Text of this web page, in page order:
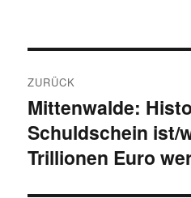
ZURÜCK
Vorheriger
Beitrag:
Mittenwalde:
Schuldschein ist/
Trillionen Euro